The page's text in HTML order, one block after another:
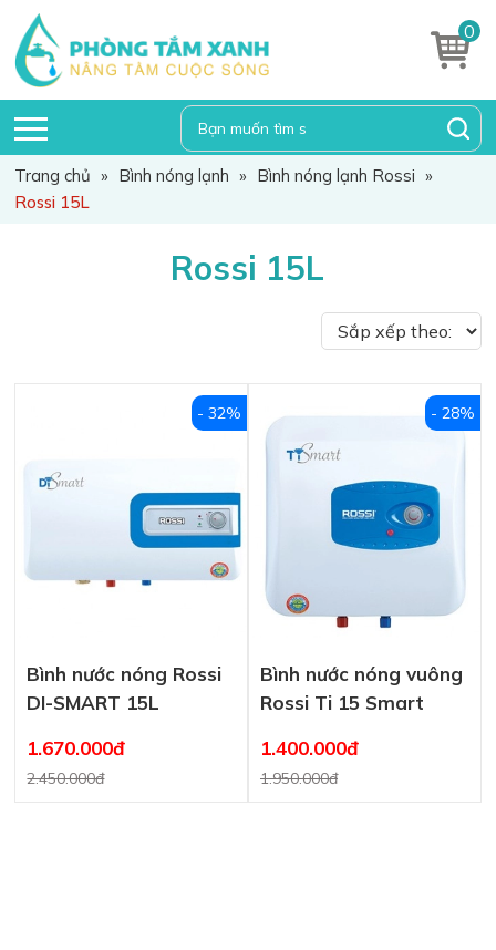
0
Trang chủ » Bình nóng lạnh » Bình nóng lạnh Rossi »
Rossi 15L
Rossi 15L
Bình nước nóng Rossi
DI-SMART 15L
1.670.000đ
2.450.000đ
- 32%
Bình nước nóng vuông
Rossi Ti 15 Smart
1.400.000đ
1.950.000đ
- 28%